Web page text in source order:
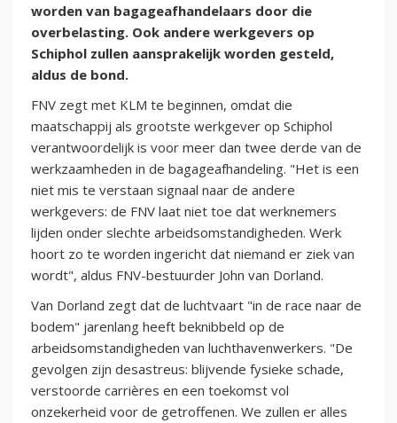
worden van bagageafhandelaars door die
overbelasting. Ook andere werkgevers op
Schiphol zullen aansprakelijk worden gesteld,
aldus de bond.
FNV zegt met KLM te beginnen, omdat die
maatschappij als grootste werkgever op Schiphol
verantwoordelijk is voor meer dan twee derde van de
werkzaamheden in de bagageafhandeling. "Het is een
niet mis te verstaan signaal naar de andere
werkgevers: de FNV laat niet toe dat werknemers
lijden onder slechte arbeidsomstandigheden. Werk
hoort zo te worden ingericht dat niemand er ziek van
wordt", aldus FNV-bestuurder John van Dorland.
Van Dorland zegt dat de luchtvaart "in de race naar de
bodem" jarenlang heeft beknibbeld op de
arbeidsomstandigheden van luchthavenwerkers. "De
gevolgen zijn desastreus: blijvende fysieke schade,
verstoorde carrières en een toekomst vol
onzekerheid voor de getroffenen. We zullen er alles